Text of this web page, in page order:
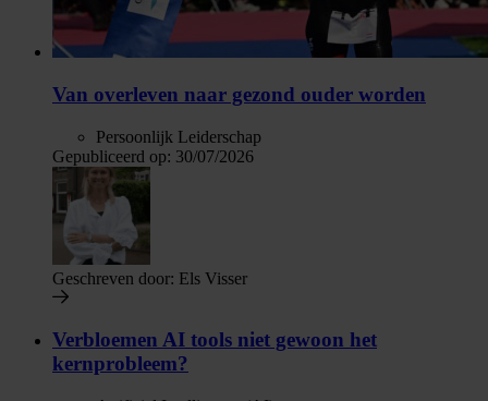
Van overleven naar gezond ouder worden
Persoonlijk Leiderschap
Gepubliceerd op: 30/07/2026
Geschreven door: Els Visser
Verbloemen AI tools niet gewoon het
kernprobleem?